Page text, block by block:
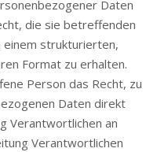
Daten
die sie betreffenden
einem strukturierten,
Format zu erhalten.
Person das Recht, zu
Daten direkt
Verantwortlichen an
Verantwortlichen